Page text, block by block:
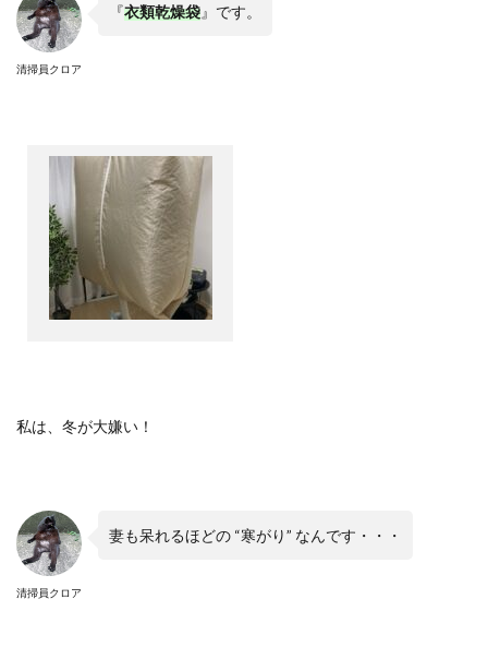
清掃員クロア
『衣類乾燥袋』です。
私は、冬が大嫌い！
清掃員クロア
妻も呆れるほどの “寒がり” なんです・・・